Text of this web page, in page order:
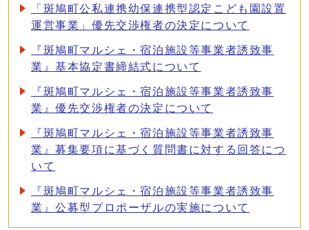
「斑鳩町公私連携幼保連携型認定こども園設置
運営事業」優先交渉権者の決定について
『斑鳩町マルシェ・宿泊施設等事業者誘致事
業』基本協定書締結式について
『斑鳩町マルシェ・宿泊施設等事業者誘致事
業』優先交渉権者の決定について
『斑鳩町マルシェ・宿泊施設等事業者誘致事
業』募集要項に基づく質問書に対する回答につ
いて
『斑鳩町マルシェ・宿泊施設等事業者誘致事
業』公募型プロポーザルの実施について